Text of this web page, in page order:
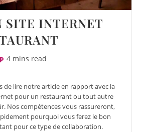
SITE INTERNET
4 mins read
de lire notre article en rapport avec la
pour un restaurant ou tout autre
Nos compétences vous rassureront,
pourquoi vous ferez le bon
pour ce type de collaboration.